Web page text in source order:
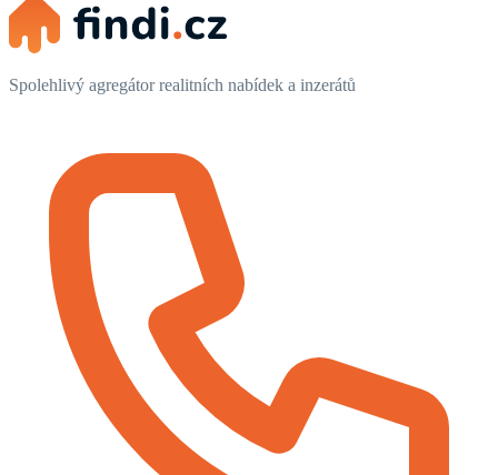
Spolehlivý agregátor realitních nabídek a inzerátů